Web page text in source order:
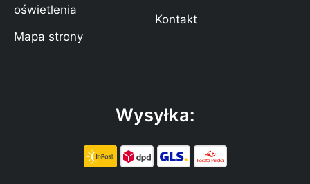
oświetlenia
Mapa strony
Kontakt
Wysyłka: